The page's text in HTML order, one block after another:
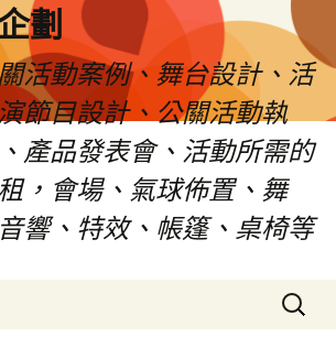
劃
活動案例、舞台設計、活
節目設計、公關活動執
產品發表會、活動所需的
，會場、氣球佈置、舞
響、特效、帳篷、桌椅等
搜
尋